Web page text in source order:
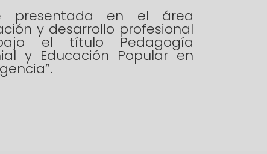
presentada en el área
y desarrollo profesional
el título Pedagogía
y Educación Popular en